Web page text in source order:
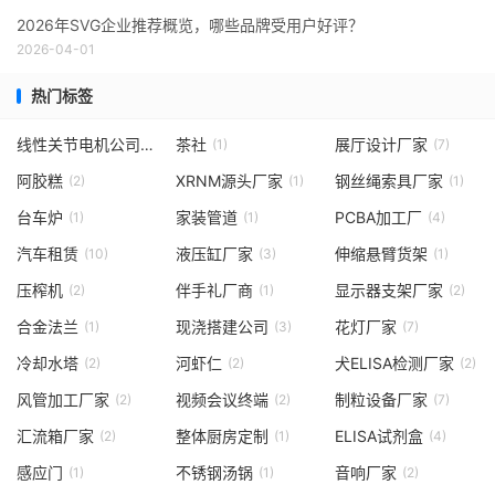
2026年SVG企业推荐概览，哪些品牌受用户好评？
2026-04-01
热门标签
线性关节电机公司
(1) 茶社 (1) 展厅设计厂家 (7)
阿胶糕 (2) XRNM源头厂家 (1) 钢丝绳索具厂家 (1)
台车炉 (1) 家装管道 (1) PCBA加工厂 (4)
汽车租赁 (10) 液压缸厂家 (3) 伸缩悬臂货架 (1)
压榨机 (2) 伴手礼厂商 (1) 显示器支架厂家 (2)
合金法兰 (1) 现浇搭建公司 (3) 花灯厂家 (7)
冷却水塔 (2) 河虾仁 (2) 犬ELISA检测厂家 (2)
风管加工厂家 (2) 视频会议终端 (2) 制粒设备厂家 (7)
汇流箱厂家 (2) 整体厨房定制 (1) ELISA试剂盒 (4)
感应门 (1) 不锈钢汤锅 (1) 音响厂家 (2)